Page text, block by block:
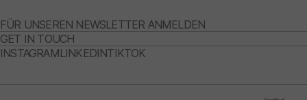
FÜR UNSEREN NEWSLETTER ANMELDEN
GET IN TOUCH
INSTAGRAMLINKEDINTIKTOK